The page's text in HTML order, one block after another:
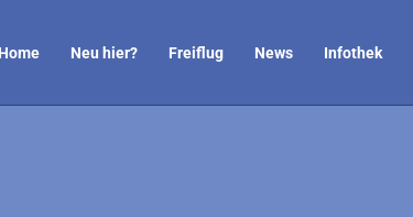
Neu hier? Freiflug News Infothek